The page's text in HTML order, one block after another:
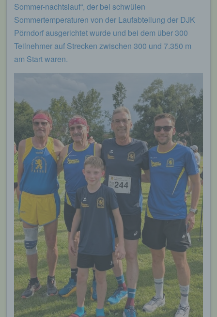
Sommer-nachtslauf“, der bei schwülen
Sommertemperaturen von der Laufabteilung der DJK
Pörndorf ausgerichtet wurde und bei dem über 300
Teilnehmer auf Strecken zwischen 300 und 7.350 m
am Start waren.